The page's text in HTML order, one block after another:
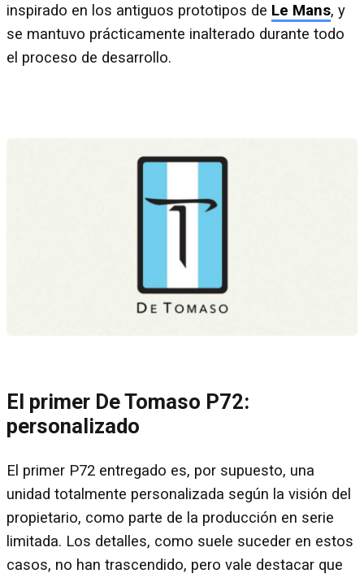
inspirado en los antiguos prototipos de Le Mans, y
se mantuvo prácticamente inalterado durante todo
el proceso de desarrollo.
El primer De Tomaso P72:
personalizado
El primer P72 entregado es, por supuesto, una
unidad totalmente personalizada según la visión del
propietario, como parte de la producción en serie
limitada. Los detalles, como suele suceder en estos
casos, no han trascendido, pero vale destacar que